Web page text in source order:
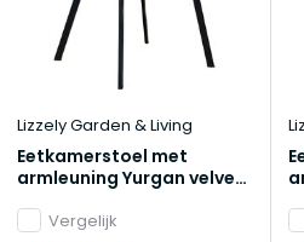
Lizzely Garden & Living
Eetkamerstoel met
armleuning Yurgan velvet
Vergelijk